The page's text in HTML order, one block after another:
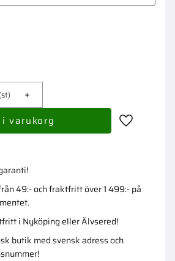
st +
Lägg till i
49:- och fraktfritt över 1 499:- på
i Nyköping eller Älvsered!
butik med svensk adress och